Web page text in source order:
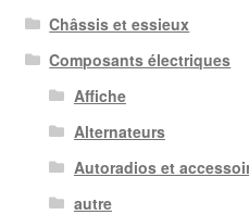
Châssis et essieux
Composants électriques
Affiche
Alternateurs
Autoradios et
autre